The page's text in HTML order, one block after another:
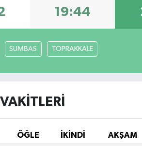
19:44
SUMBAS TOPRAKKALE
ÖĞLE İKINDI AKŞAM